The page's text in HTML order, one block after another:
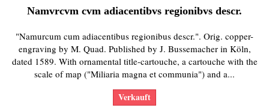
Namvrcvm cvm adiacentibvs regionibvs descr.
"Namurcum cum adiacentibus regionibus descr.". Orig. copper-
engraving by M. Quad. Published by J. Bussemacher in Köln,
dated 1589. With ornamental title-cartouche, a cartouche with the
scale of map ("Miliaria magna et communia") and a...
Verkauft